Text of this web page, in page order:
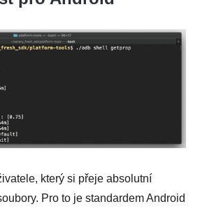
který si přeje absolutní
Pro to je standardem Android